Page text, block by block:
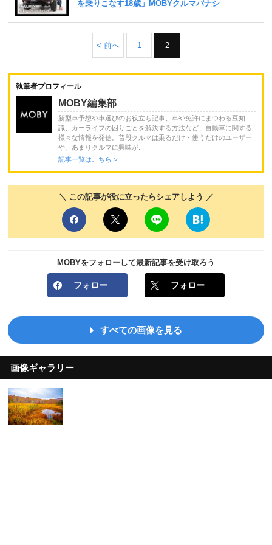
< 前へ 1 2
執筆者プロフィール
MOBY編集部
新型車予想や車選びのお役立ち記事、車や免許にまつわる豆知
識、カーライフの困りごとを解決する方法など、自動車に関する
様々な情報を発信。普段クルマは乗るだけ・使うだけのユーザー
や、あまりクルマに興味が...
記事一覧はこちら >
＼ この記事が役に立ったらシェアしよう ／
MOBYをフォローして最新記事を受け取ろう
フォロー フォロー
すべての画像を見る
画像ギャラリー